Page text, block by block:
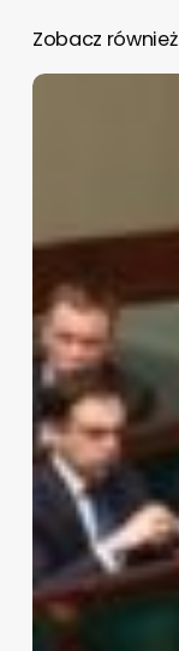
Zobacz również